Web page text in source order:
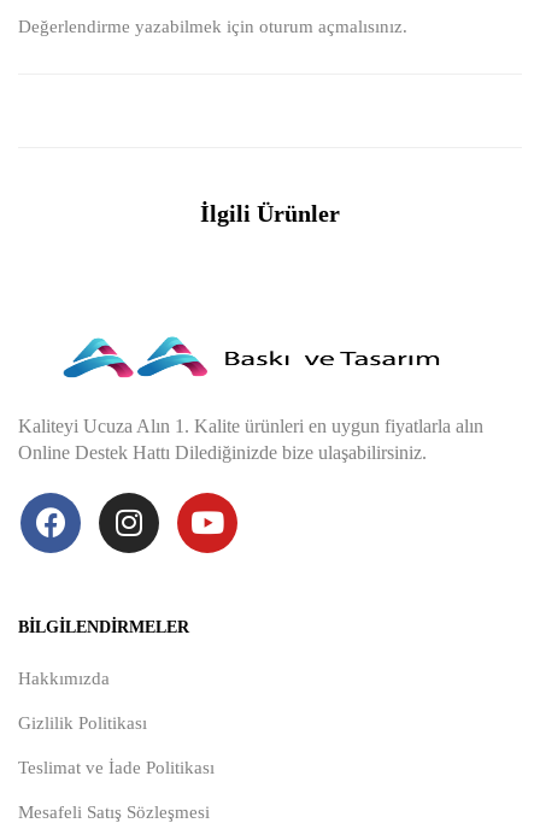
Değerlendirme yazabilmek için oturum açmalısınız.
İlgili Ürünler
Kaliteyi Ucuza Alın 1. Kalite ürünleri en uygun fiyatlarla alın
Online Destek Hattı Dilediğinizde bize ulaşabilirsiniz.
BILGILENDIRMELER
Hakkımızda
Gizlilik Politikası
Teslimat ve İade Politikası
Mesafeli Satış Sözleşmesi